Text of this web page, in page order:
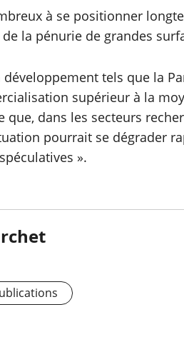
à se positionner
la pénurie de grandes
tels que la
supérieur à la
dans les secteurs
pourrait se dégrader
».